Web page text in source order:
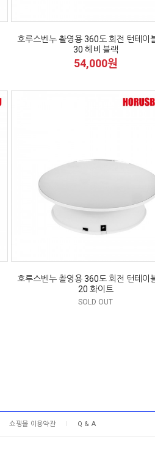
호루스벤누 촬영용 360도 회전 턴테이
30 헤비 블랙
54,000원
호루스벤누 촬영용 360도 회전 턴테이
20 화이트
SOLD OUT
쇼핑몰 이용약관 Q & A